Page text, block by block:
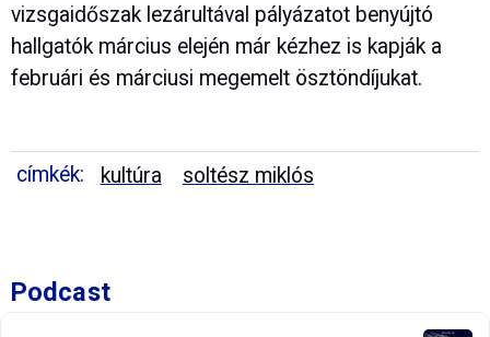
vizsgaidőszak lezárultával pályázatot benyújtó
hallgatók március elején már kézhez is kapják a
februári és márciusi megemelt ösztöndíjukat.
címkék: kultúra soltész miklós
Podcast